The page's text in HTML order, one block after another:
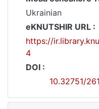
Ukrainian
eKNUTSHIR URL :
https://
4
DOI :
10.32751/